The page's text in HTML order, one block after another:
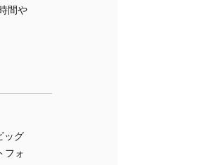
間や
ッグ
フォ